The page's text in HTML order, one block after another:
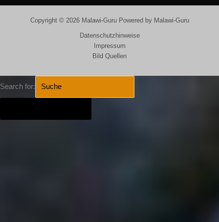
Copyright © 2026 Malawi-Guru Powered by Malawi-Guru
Datenschutzhinweise
Impressum
Bild Quellen
Search for: